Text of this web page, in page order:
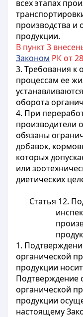
всех этапах
производства и
продукции.
В пункт 3
Законом РК от
3. Требования к
процессам ее
оборота
4. При
производители
обязаны
добавок,
которых
или
диетических
Статья 12.
1.
органической
продукции
Подтверждение
органической
продукции
настоящему